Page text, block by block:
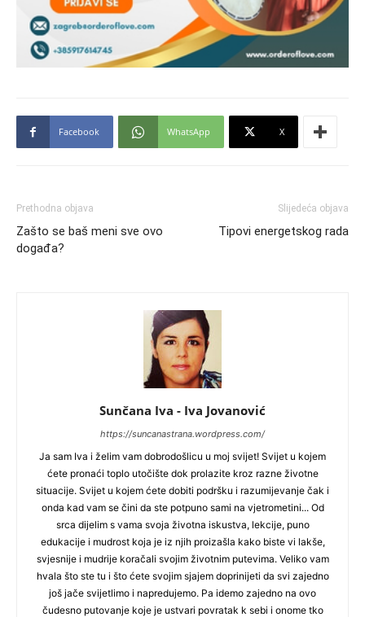
Facebook WhatsApp X
Prethodna objava
Zašto se baš meni sve ovo
događa?
Slijedeća objava
Tipovi energetskog rada
Sunčana Iva - Iva Jovanović
https://suncanastrana.wordpress.com/
Ja sam Iva i želim vam dobrodošlicu u moj svijet! Svijet u kojem
ćete pronaći toplo utočište dok prolazite kroz razne životne
situacije. Svijet u kojem ćete dobiti podršku i razumijevanje čak i
onda kad vam se čini da ste potpuno sami na vjetrometini... Od
srca dijelim s vama svoja životna iskustva, lekcije, puno
edukacije i mudrost koja je iz njih proizašla kako biste vi lakše,
svjesnije i mudrije koračali svojim životnim putevima. Veliko vam
hvala što ste tu i što ćete svojim sjajem doprinijeti da svi zajedno
još jače svijetlimo i napredujemo. Pa idemo zajedno na ovo
čudesno putovanje koje je ustvari povratak k sebi i onome tko